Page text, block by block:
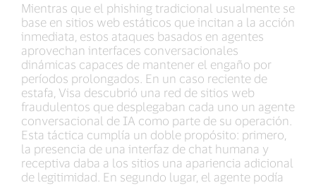
Mientras que el phishing tradicional usualmente se
base en sitios web estáticos que incitan a la acción
inmediata, estos ataques basados en agentes
aprovechan interfaces conversacionales
dinámicas capaces de mantener el engaño por
períodos prolongados. En un caso reciente de
estafa, Visa descubrió una red de sitios web
fraudulentos que desplegaban cada uno un agente
conversacional de IA como parte de su operación.
Esta táctica cumplía un doble propósito: primero,
la presencia de una interfaz de chat humana y
receptiva daba a los sitios una apariencia adicional
de legitimidad. En segundo lugar, el agente podía